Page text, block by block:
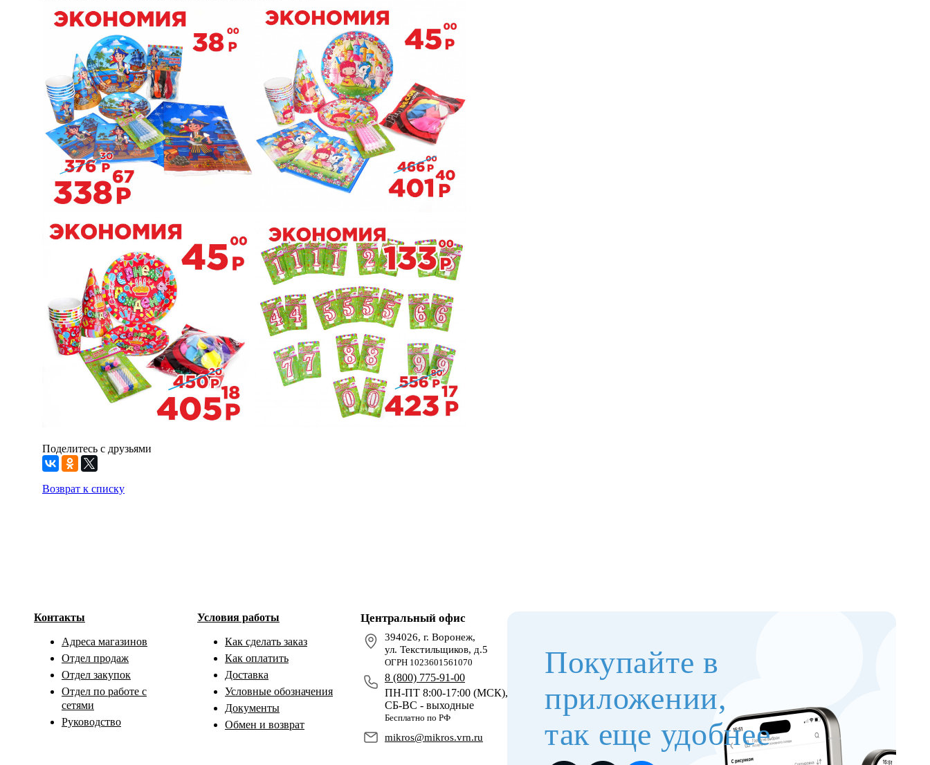
Поделитесь с друзьями
Возврат к списку
Центральный офис
394026, г. Воронеж,
ул. Текстильщиков, д.5
ОГРН 1023601561070
8 (800) 775-91-00
ПН-ПТ 8:00-17:00 (МСК),
СБ-ВС - выходные
Бесплатно по РФ
mikros@mikros.vrn.ru
Контакты
Адреса магазинов
Отдел продаж
Отдел закупок
Отдел по работе с
сетями
Руководство
Условия работы
Как сделать заказ
Как оплатить
Доставка
Условные обозначения
Документы
Обмен и возврат
Покупайте в
приложении,
так еще удобнее